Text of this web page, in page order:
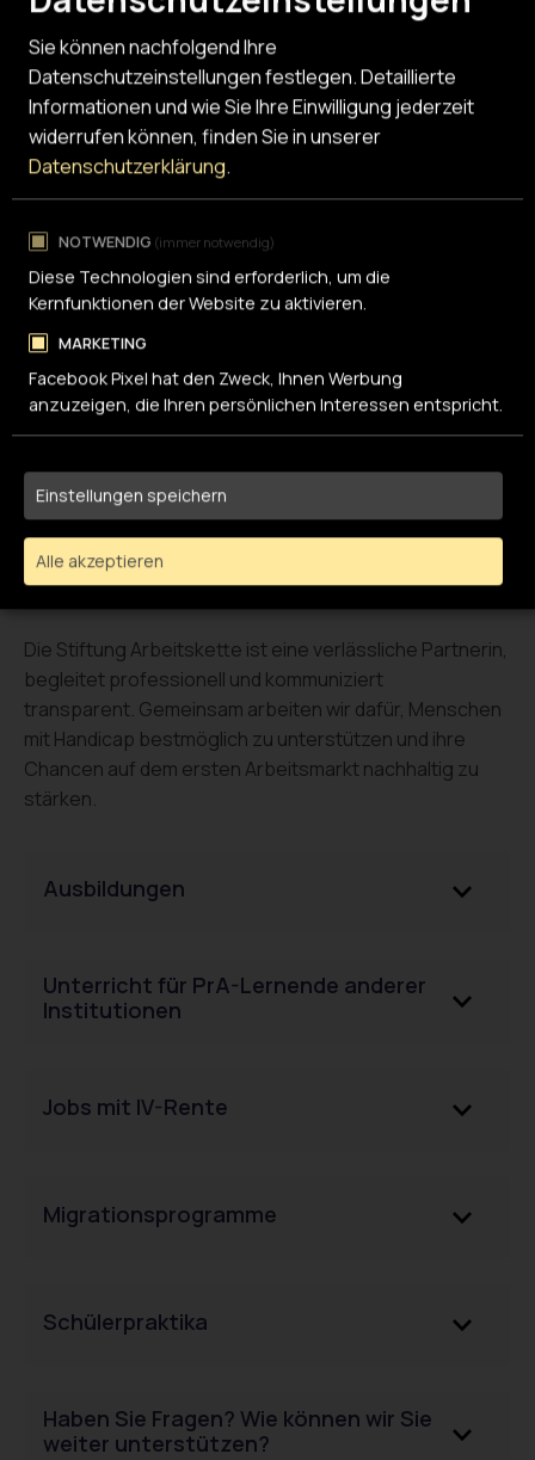
Unsere Angebote in der Übersicht
Die Stiftung Arbeitskette ist eine verlässliche Partnerin,
begleitet professionell und kommuniziert
transparent. Gemeinsam arbeiten wir dafür, Menschen
mit Handicap bestmöglich zu unterstützen und ihre
Chancen auf dem ersten Arbeitsmarkt nachhaltig zu
stärken.
Ausbildungen
Unterricht für PrA-Lernende anderer
Institutionen
Jobs mit IV-Rente
Migrationsprogramme
Schülerpraktika
Haben Sie Fragen? Wie können wir Sie
weiter unterstützen?
Sie können nachfolgend Ihre
Datenschutzeinstellungen festlegen.Detaillierte
Informationen und wie Sie Ihre Einwilligung jederzeit
widerrufen können, finden Sie in unserer
Datenschutzerklärung.
NOTWENDIG (immer notwendig)
Diese Technologien sind erforderlich, um die
Kernfunktionen der Website zu aktivieren.
MARKETING
Facebook Pixel hat den Zweck, Ihnen Werbung
anzuzeigen, die Ihren persönlichen Interessen entspricht.
Einstellungen speichern
Alle akzeptieren